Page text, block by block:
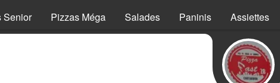
Senior Pizzas Méga Salades Paninis Assiettes